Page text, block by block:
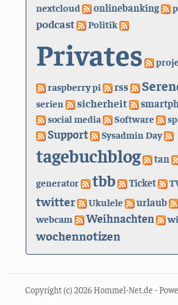
nextcloud onlinebanking
podcast Politik
Privates
raspberry pi rss
serien sicherheit
social media
Software
Support Sysadmin Day
tagebuchblog tan
generator
tbb Ticket
twitter Ukulele urlaub
webcam
Weihnachten
wochennotizen
Copyright (c) 2026 Hommel-Net.de -